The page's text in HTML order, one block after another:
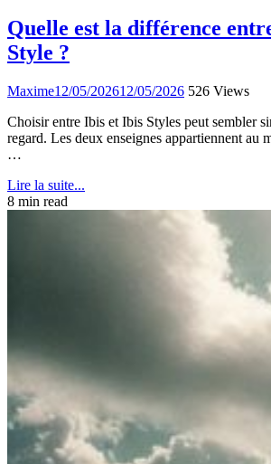
Quelle est la différence
Style ?
Maxime12/05/202612/05/2026 526 Views
Choisir entre Ibis et Ibis Styles peut sembler
regard. Les deux enseignes appartiennent au
…
Lire la suite...
8 min read